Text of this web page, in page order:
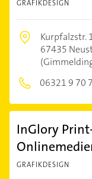
GRAFIKDESIGN
Kurpfalzstr.
67435
06321 9 70
InGlory
GRAFIKDESIGN